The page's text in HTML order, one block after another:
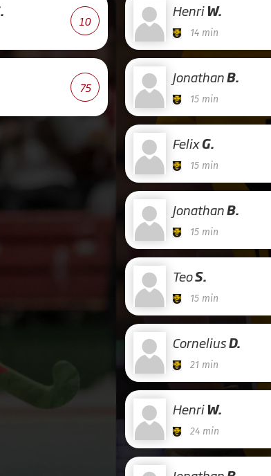
10
HenriW.
14 min
JonathanB.
15 min
FelixG.
15 min
JonathanB.
15 min
TeoS.
15 min
CorneliusD.
21 min
75
HenriW.
24 min